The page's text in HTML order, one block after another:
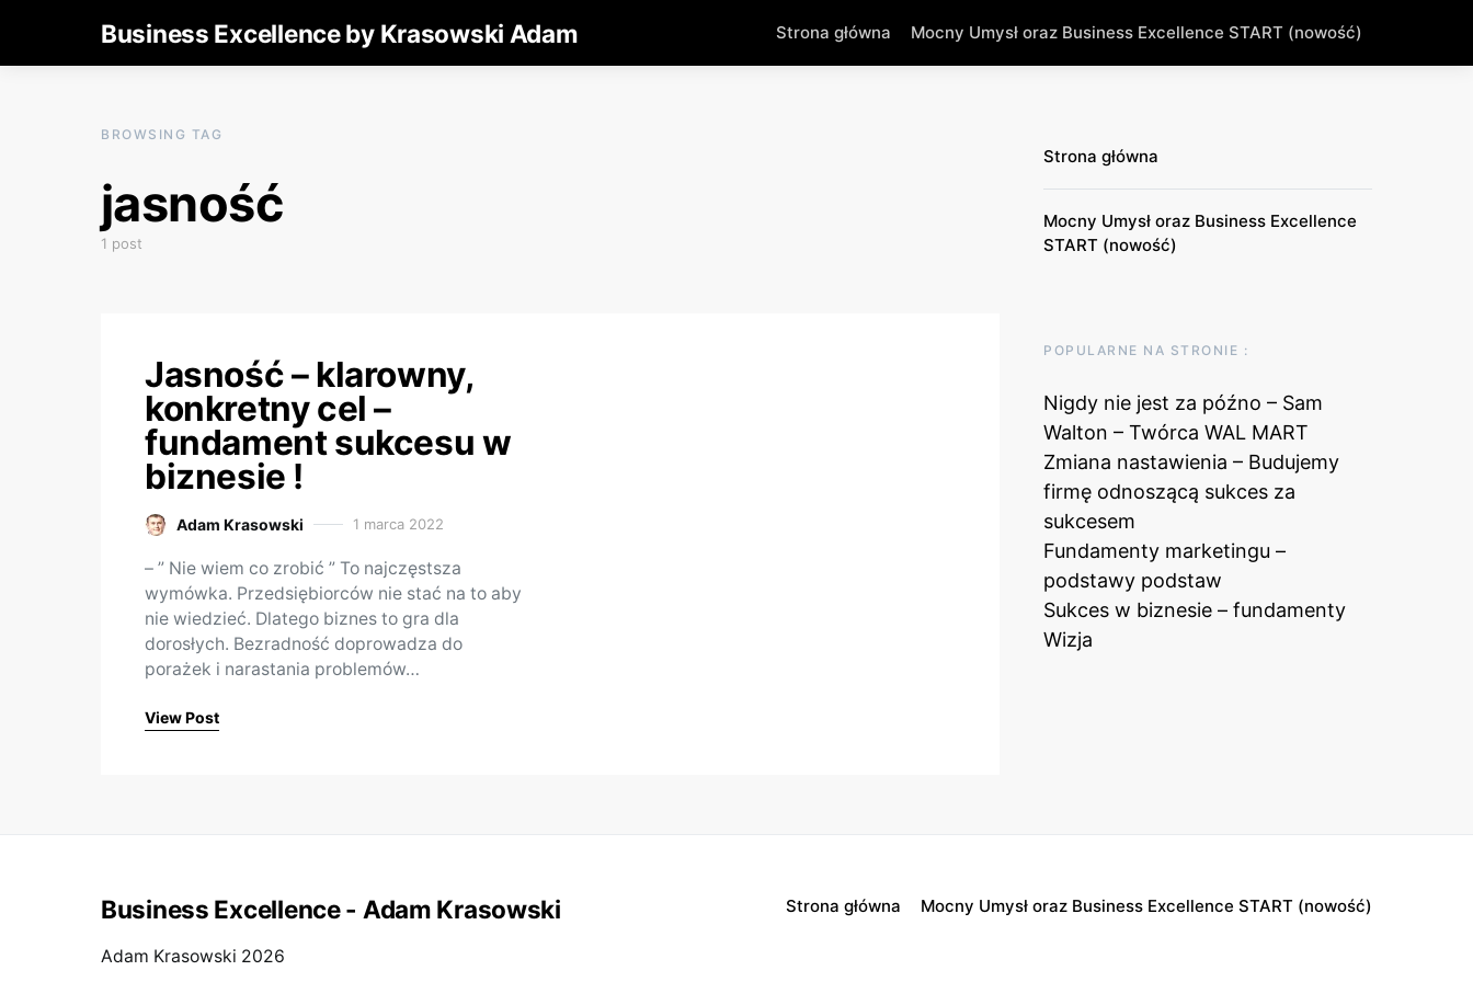
Business Excellence by Krasowski Adam Strona główna Mocny Umysł oraz Business Excellence START (nowość)
BROWSING TAG
jasność
1 post
Jasność – klarowny,
konkretny cel –
fundament sukcesu w
biznesie !
Adam Krasowski Posted on
1 marca 2022
– ” Nie wiem co zrobić ” To najczęstsza
wymówka. Przedsiębiorców nie stać na to aby
nie wiedzieć. Dlatego biznes to gra dla
dorosłych. Bezradność doprowadza do
porażek i narastania problemów…
View Post
Strona główna
Mocny Umysł oraz Business Excellence
START (nowość)
POPULARNE NA STRONIE :
Nigdy nie jest za późno – Sam
Walton – Twórca WAL MART
Zmiana nastawienia – Budujemy
firmę odnoszącą sukces za
sukcesem
Fundamenty marketingu –
podstawy podstaw
Sukces w biznesie – fundamenty
Wizja
Business Excellence - Adam Krasowski Strona główna Mocny Umysł oraz Business Excellence START (nowość)
Adam Krasowski 2026